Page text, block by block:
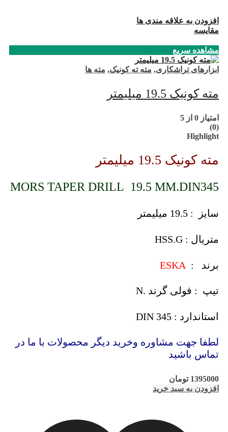
افزودن به علاقه مندی ها
مقایسه
مشاهده سریع
ابزارهای تراشکاری, مته ته کونیک, مته ها
مته کونیک 19.5 میلیمتر
امتیاز 0 از 5
(0)
Highlight
مته کونیک 19.5 میلیمتر
MORS TAPER DRILL 19.5 MM.DIN345
سایز : 19.5 میلیمتر
متریال : HSS.G
برند : ESKA
تیپ : فولی گرند .N
استاندارد : DIN 345
لطفا جهت مشاوره وخرید دیگر محصولات با ما در
تماس باشید
1395000 تومان
افزودن به سبد خرید